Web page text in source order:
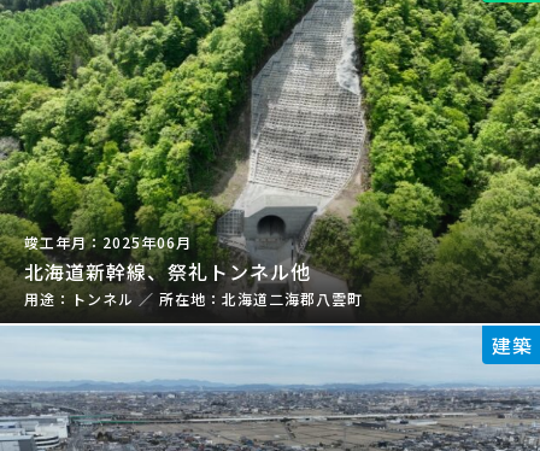
2025年06月
北海道新幹線、祭礼トンネル他
トンネル ／ 北海道二海郡八雲町
建築